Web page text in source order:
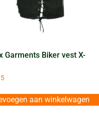
Garments Biker vest X-
aan winkelwagen